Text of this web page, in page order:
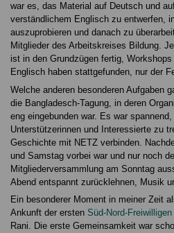
war es, das Material auf Deutsch und
verständlichem Englisch zu entwerfen,
auszuprobieren und danach zu
Mitglieder des Arbeitskreises Bildung.
ist in den Grundzügen fertig,
Englisch haben stattgefunden, nur der
Welche anderen besonderen Aufgaben
die Bangladesch-Tagung, in deren
eng eingebunden war. Es war
Unterstützerinnen und Interessierte zu
Geschichte mit NETZ verbinden.
und Samstag vorbei war und nur noch
Mitgliederversammlung am Sonntag
Abend entspannt zurücklehnen, Musik
Ein besonderer Moment in meiner Zeit
Ankunft der ersten Süd-Nord-
Rani. Die erste Gemeinsamkeit war